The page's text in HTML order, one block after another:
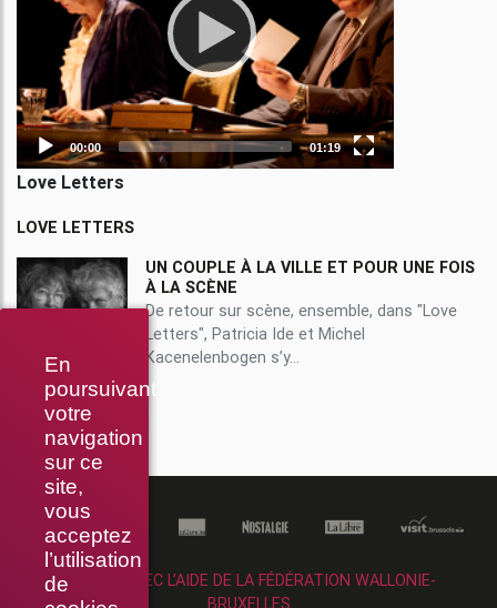
En
poursuivant
votre
navigation
sur ce
site,
vous
acceptez
l’utilisation
de
00:00 01:19
Love Letters
LOVE LETTERS
UN COUPLE À LA VILLE ET POUR UNE FOIS
À LA SCÈNE
De retour sur scène, ensemble, dans "Love
Letters", Patricia Ide et Michel
Kacenelenbogen s’y...
RÉALISÉ AVEC L’AIDE DE LA FÉDÉRATION WALLONIE-
BRUXELLES